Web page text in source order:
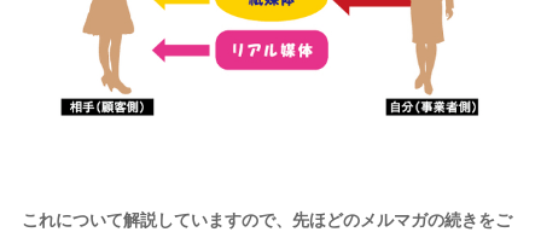
これについて解説していますので、先ほどのメルマガの続きをご